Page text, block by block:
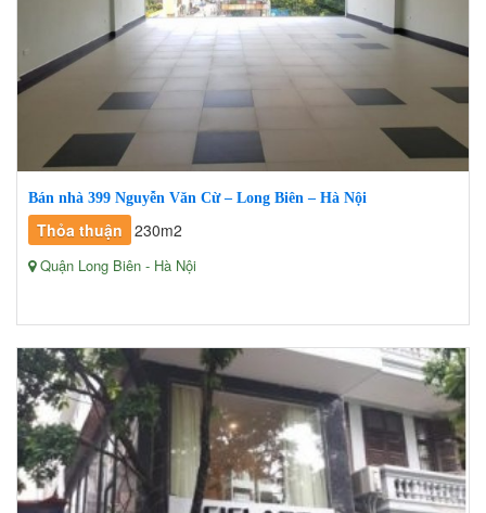
Bán nhà 399 Nguyễn Văn Cừ – Long Biên – Hà Nội
Thỏa thuận 230m2
Quận Long Biên - Hà Nội